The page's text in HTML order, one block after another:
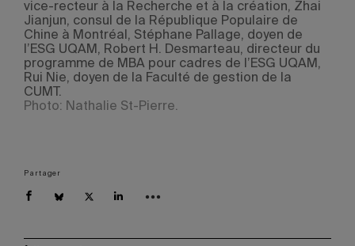
vice-recteur à la Recherche et à la création, Zhai
Jianjun, consul de la République Populaire de
Chine à Montréal, Stéphane Pallage, doyen de
l’ESG UQAM, Robert H. Desmarteau, directeur du
programme de MBA pour cadres de l’ESG UQAM,
Rui Nie, doyen de la Faculté de gestion de la
CUMT.
Photo: Nathalie St-Pierre.
Partager